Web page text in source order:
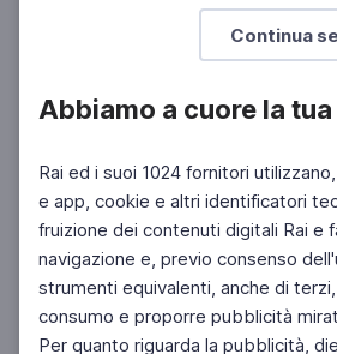
Continua
Abbiamo a cuore la
Rai ed i suoi 1024 fornitori
e app, cookie e altri identificatori
fruizione dei contenuti digitali Rai e
navigazione e, previo consenso
strumenti equivalenti, anche di
consumo e proporre pubblicità
Per quanto riguarda la pubblicità,